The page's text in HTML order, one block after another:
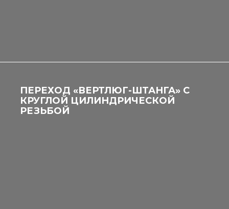
ПЕРЕХОД «ВЕРТЛЮГ-ШТАНГА» С
КРУГЛОЙ ЦИЛИНДРИЧЕСКОЙ
РЕЗЬБОЙ